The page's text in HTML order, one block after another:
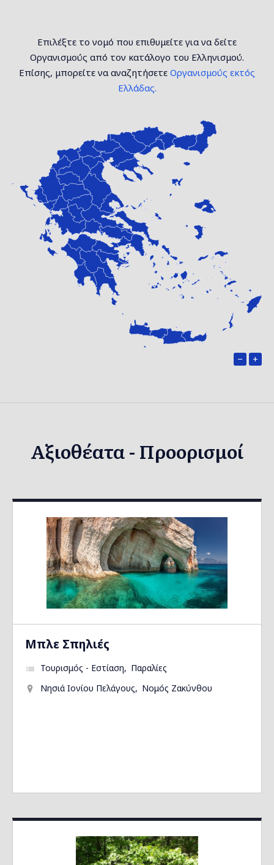
Επιλέξτε το νομό που επιθυμείτε για να δείτε
Οργανισμούς από τον κατάλογο του Ελληνισμού.
Επίσης, μπορείτε να αναζητήσετε Οργανισμούς εκτός
Ελλάδας.
+
−
Αξιοθέατα - Προορισμοί
Μπλε Σπηλιές
Τουρισμός - Εστίαση
Παραλίες
Νησιά Ιονίου Πελάγους
Νομός Ζακύνθου